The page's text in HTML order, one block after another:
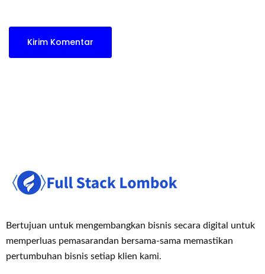
Bertujuan untuk mengembangkan bisnis secara digital untuk
memperluas pemasarandan bersama-sama memastikan
pertumbuhan bisnis setiap klien kami.